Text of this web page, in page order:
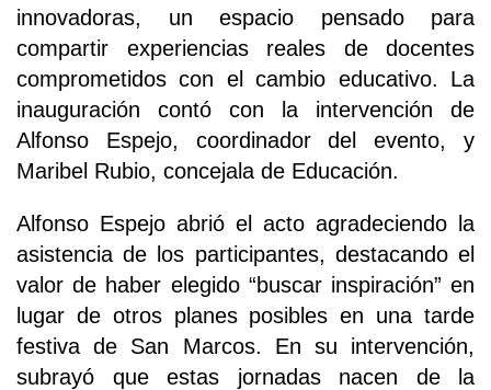
innovadoras, un espacio pensado para
compartir experiencias reales de docentes
comprometidos con el cambio educativo. La
inauguración contó con la intervención de
Alfonso Espejo, coordinador del evento, y
Maribel Rubio, concejala de Educación.
Alfonso Espejo abrió el acto agradeciendo la
asistencia de los participantes, destacando el
valor de haber elegido “buscar inspiración” en
lugar de otros planes posibles en una tarde
festiva de San Marcos. En su intervención,
subrayó que estas jornadas nacen de la